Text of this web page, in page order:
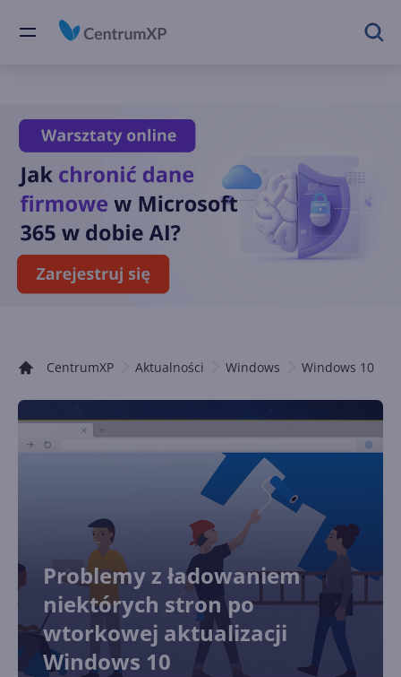
CentrumXP Aktualności Windows Windows 10
Problemy z ładowaniem
niektórych stron po
wtorkowej aktualizacji
Windows 10